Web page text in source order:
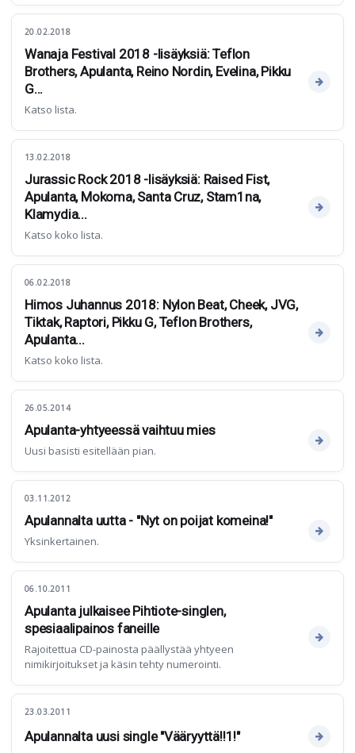
20.02.2018
Wanaja Festival 2018 -lisäyksiä: Teflon
Brothers, Apulanta, Reino Nordin, Evelina, Pikku
G...
Katso lista.
13.02.2018
Jurassic Rock 2018 -lisäyksiä: Raised Fist,
Apulanta, Mokoma, Santa Cruz, Stam1na,
Klamydia...
Katso koko lista.
06.02.2018
Himos Juhannus 2018: Nylon Beat, Cheek, JVG,
Tiktak, Raptori, Pikku G, Teflon Brothers,
Apulanta...
Katso koko lista.
26.05.2014
Apulanta-yhtyeessä vaihtuu mies
Uusi basisti esitellään pian.
03.11.2012
Apulannalta uutta - "Nyt on poijat komeina!"
Yksinkertainen.
06.10.2011
Apulanta julkaisee Pihtiote-singlen,
spesiaalipainos faneille
Rajoitettua CD-painosta päällystää yhtyeen
nimikirjoitukset ja käsin tehty numerointi.
23.03.2011
Apulannalta uusi single "Vääryyttä!!1!"